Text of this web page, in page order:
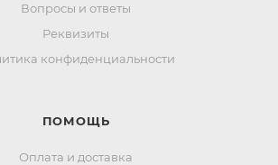
Вопросы и ответы
Реквизиты
конфиденциальности
ПОМОЩЬ
Оплата и доставка